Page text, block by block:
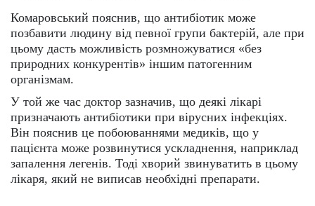
Комаровський пояснив, що антибіотик може
позбавити людину від певної групи бактерій, але при
цьому дасть можливість розмножуватися «без
природних конкурентів» іншим патогенним
організмам.
У той же час доктор зазначив, що деякі лікарі
призначають антибіотики при вірусних інфекціях.
Він пояснив це побоюваннями медиків, що у
пацієнта може розвинутися ускладнення, наприклад
запалення легенів. Тоді хворий звинуватить в цьому
лікаря, який не виписав необхідні препарати.